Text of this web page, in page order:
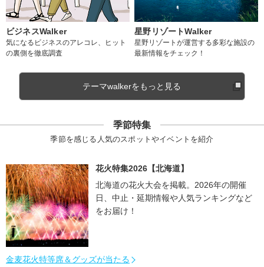
ビジネスWalker
気になるビジネスのアレコレ、ヒット
の裏側を徹底調査
星野リゾートWalker
星野リゾートが運営する多彩な施設の
最新情報をチェック！
テーマwalkerをもっと見る
季節特集
季節を感じる人気のスポットやイベントを紹介
花火特集2026【北海道】
北海道の花火大会を掲載。2026年の開催
日、中止・延期情報や人気ランキングなど
をお届け！
金麦花火特等席＆グッズが当たる